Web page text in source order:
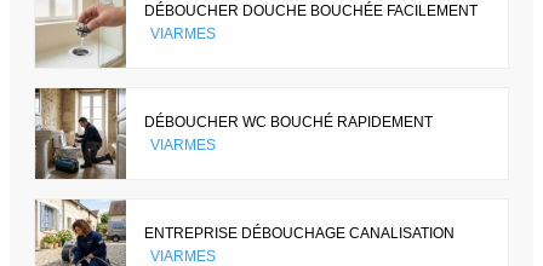
DÉBOUCHER DOUCHE BOUCHÉE FACILEMENT
VIARMES
DÉBOUCHER WC BOUCHÉ RAPIDEMENT
VIARMES
ENTREPRISE DÉBOUCHAGE CANALISATION
VIARMES